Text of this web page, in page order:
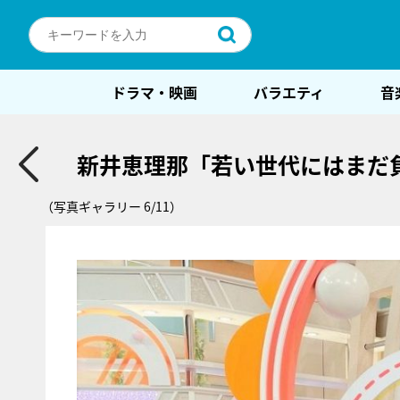
ドラマ・映画 バラエティ 音
新井恵理那「若い世代にはま
（写真ギャラリー 6/11）